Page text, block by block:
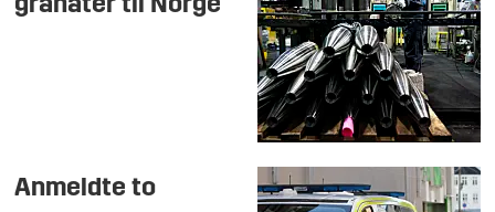
granater til Norge
Anmeldte to